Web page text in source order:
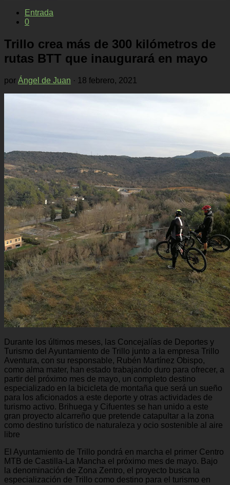
Entrada
0
Trillo crea más de 300 kilómetros de
rutas BTT que inaugurará en mayo
por Ángel de Juan · 18 febrero, 2021
Durante los últimos meses, las Concejalías de Deportes y
Turismo del Ayuntamiento de Trillo junto a la empresa Trillo
Aventura, con su responsable, Rubén Martínez Obispo,
como alma mater, han estado trabajando duro para ofrecer, a
partir del próximo mes de mayo, un completo destino
especializado en la bicicleta de montaña que será un sueño
para los aficionados a este deporte y otras actividades de
turismo activo. Brihuega y Cifuentes se han unido a este
gran proyecto alcarreño que pretende catapultar a la zona
como destino turístico de naturaleza y ocio sostenible al aire
libre
El Ayuntamiento de Trillo pondrá en marcha el primer Centro
MTB de Castilla-La Mancha el próximo mes de mayo. Bajo
la denominación de Zona Zentro, el proyecto busca la
especialización de Trillo como destino para el turismo en